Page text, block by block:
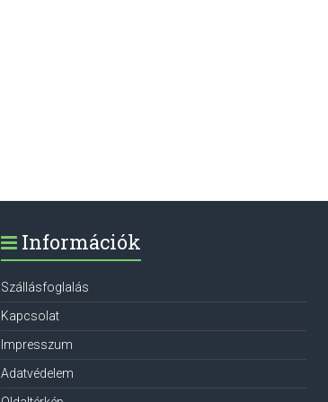
Információk
Szállásfoglalás
Kapcsolat
Impresszum
Adatvédelem